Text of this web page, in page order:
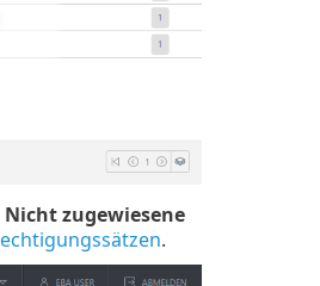
Nicht zugewiesene
.